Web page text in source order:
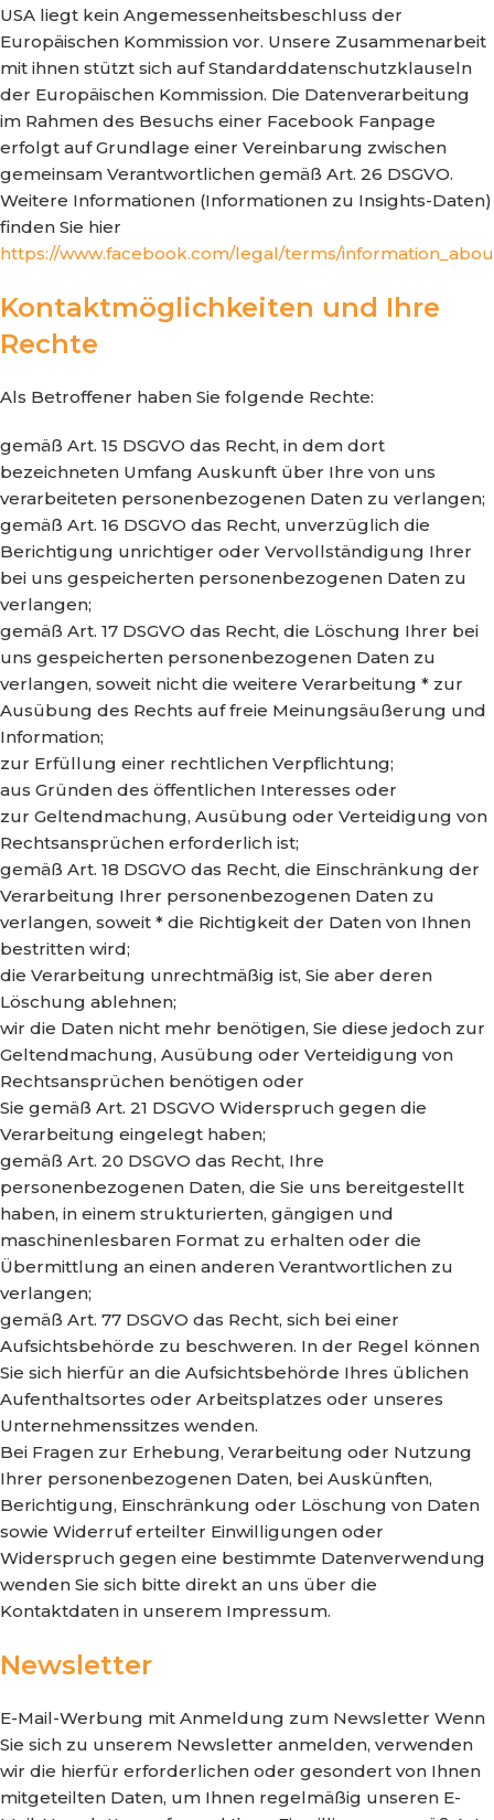
USA liegt kein Angemessenheitsbeschluss der
Europäischen Kommission vor. Unsere Zusammenarbeit
mit ihnen stützt sich auf Standarddatenschutzklauseln
der Europäischen Kommission. Die Datenverarbeitung
im Rahmen des Besuchs einer Facebook Fanpage
erfolgt auf Grundlage einer Vereinbarung zwischen
gemeinsam Verantwortlichen gemäß Art. 26 DSGVO.
Weitere Informationen (Informationen zu Insights-Daten)
finden Sie hier
https://www.facebook.com/legal/terms/
Kontaktmöglichkeiten und Ihre
Rechte
Als Betroffener haben Sie folgende Rechte:
gemäß Art. 15 DSGVO das Recht, in dem dort
bezeichneten Umfang Auskunft über Ihre von uns
verarbeiteten personenbezogenen Daten zu verlangen;
gemäß Art. 16 DSGVO das Recht, unverzüglich die
Berichtigung unrichtiger oder Vervollständigung Ihrer
bei uns gespeicherten personenbezogenen Daten zu
verlangen;
gemäß Art. 17 DSGVO das Recht, die Löschung Ihrer bei
uns gespeicherten personenbezogenen Daten zu
verlangen, soweit nicht die weitere Verarbeitung * zur
Ausübung des Rechts auf freie Meinungsäußerung und
Information;
zur Erfüllung einer rechtlichen Verpflichtung;
aus Gründen des öffentlichen Interesses oder
zur Geltendmachung, Ausübung oder Verteidigung von
Rechtsansprüchen erforderlich ist;
gemäß Art. 18 DSGVO das Recht, die Einschränkung der
Verarbeitung Ihrer personenbezogenen Daten zu
verlangen, soweit * die Richtigkeit der Daten von Ihnen
bestritten wird;
die Verarbeitung unrechtmäßig ist, Sie aber deren
Löschung ablehnen;
wir die Daten nicht mehr benötigen, Sie diese jedoch zur
Geltendmachung, Ausübung oder Verteidigung von
Rechtsansprüchen benötigen oder
Sie gemäß Art. 21 DSGVO Widerspruch gegen die
Verarbeitung eingelegt haben;
gemäß Art. 20 DSGVO das Recht, Ihre
personenbezogenen Daten, die Sie uns bereitgestellt
haben, in einem strukturierten, gängigen und
maschinenlesbaren Format zu erhalten oder die
Übermittlung an einen anderen Verantwortlichen zu
verlangen;
gemäß Art. 77 DSGVO das Recht, sich bei einer
Aufsichtsbehörde zu beschweren. In der Regel können
Sie sich hierfür an die Aufsichtsbehörde Ihres üblichen
Aufenthaltsortes oder Arbeitsplatzes oder unseres
Unternehmenssitzes wenden.
Bei Fragen zur Erhebung, Verarbeitung oder Nutzung
Ihrer personenbezogenen Daten, bei Auskünften,
Berichtigung, Einschränkung oder Löschung von Daten
sowie Widerruf erteilter Einwilligungen oder
Widerspruch gegen eine bestimmte Datenverwendung
wenden Sie sich bitte direkt an uns über die
Kontaktdaten in unserem Impressum.
Newsletter
E-Mail-Werbung mit Anmeldung zum Newsletter Wenn
Sie sich zu unserem Newsletter anmelden, verwenden
wir die hierfür erforderlichen oder gesondert von Ihnen
mitgeteilten Daten, um Ihnen regelmäßig unseren E-